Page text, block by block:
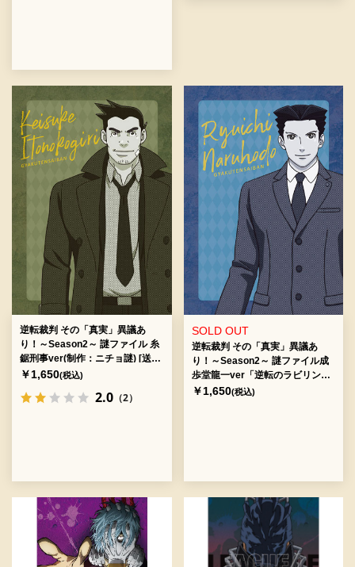
逆転裁判 その「真実」異議あ
り！～Season2～ 謎ファイル 糸
鋸刑事ver(制作：ニチョ謎) [送料
ウエイト：2]
￥1,650(税込)
2.0 （2）
SOLD OUT
逆転裁判 その「真実」異議あ
り！～Season2～ 謎ファイル成
歩堂龍一ver「逆転のラビリン
ス」(制作：よだかのレコード)
￥1,650(税込)